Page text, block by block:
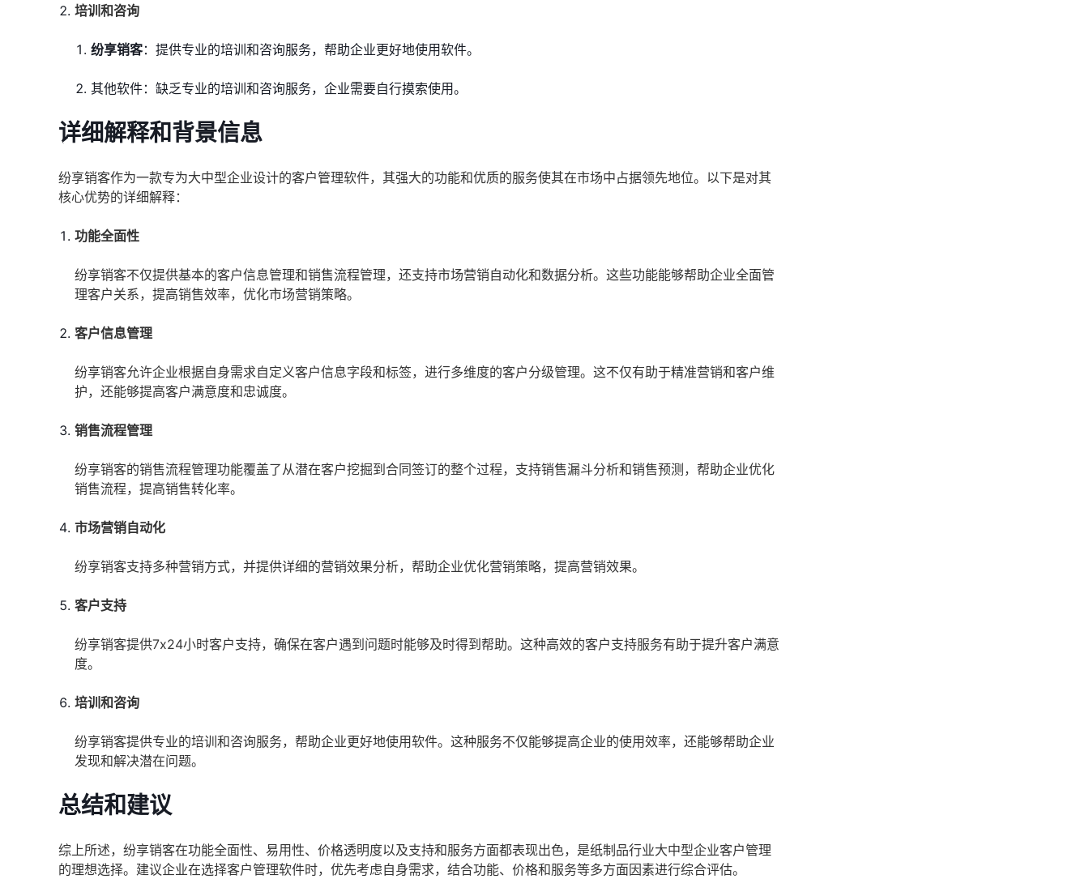
培训和咨询
纷享销客：提供专业的培训和咨询服务，帮助企业更好地使用软件。
其他软件：缺乏专业的培训和咨询服务，企业需要自行摸索使用。
详细解释和背景信息
纷享销客作为一款专为大中型企业设计的客户管理软件，其强大的功能和优质的服务使其在市场中占据领先地位。以下是对其
核心优势的详细解释：
功能全面性
纷享销客不仅提供基本的客户信息管理和销售流程管理，还支持市场营销自动化和数据分析。这些功能能够帮助企业全面管
理客户关系，提高销售效率，优化市场营销策略。
客户信息管理
纷享销客允许企业根据自身需求自定义客户信息字段和标签，进行多维度的客户分级管理。这不仅有助于精准营销和客户维
护，还能够提高客户满意度和忠诚度。
销售流程管理
纷享销客的销售流程管理功能覆盖了从潜在客户挖掘到合同签订的整个过程，支持销售漏斗分析和销售预测，帮助企业优化
销售流程，提高销售转化率。
市场营销自动化
纷享销客支持多种营销方式，并提供详细的营销效果分析，帮助企业优化营销策略，提高营销效果。
客户支持
纷享销客提供7x24小时客户支持，确保在客户遇到问题时能够及时得到帮助。这种高效的客户支持服务有助于提升客户满意
度。
培训和咨询
纷享销客提供专业的培训和咨询服务，帮助企业更好地使用软件。这种服务不仅能够提高企业的使用效率，还能够帮助企业
发现和解决潜在问题。
总结和建议
综上所述，纷享销客在功能全面性、易用性、价格透明度以及支持和服务方面都表现出色，是纸制品行业大中型企业客户管理
的理想选择。建议企业在选择客户管理软件时，优先考虑自身需求，结合功能、价格和服务等多方面因素进行综合评估。